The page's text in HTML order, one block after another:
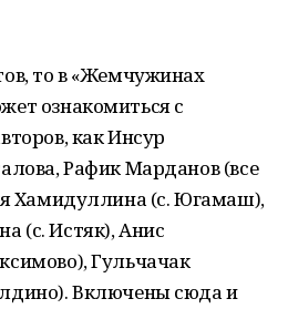
то в «Жемчужинах
ознакомиться с
как Инсур
Рафик Марданов (все
Хамидуллина (с. Югамаш),
(с. Истяк), Анис
Гульчачак
Включены сюда и